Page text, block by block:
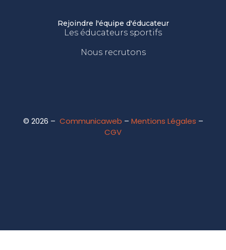
Rejoindre l'équipe d'éducateur
Les éducateurs sportifs
Nous recrutons
© 2026 – Communicaweb – Mentions Légales –
CGV